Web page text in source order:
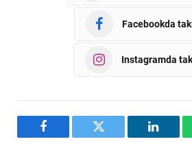
Facebookda
Instagramda
Facebook Twitter